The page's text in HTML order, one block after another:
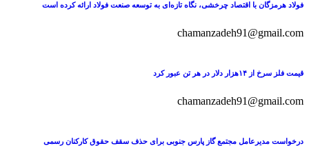
فولاد هرمزگان با اقتصاد چرخشی، نگاه تازه‌ای به توسعه صنعت فولاد ارائه کرده است
chamanzadeh91@gmail.com
قیمت فلز سرخ از ۱۴هزار دلار در هر تن عبور کرد
chamanzadeh91@gmail.com
درخواست مدیرعامل مجتمع گاز پارس جنوبی برای حذف سقف حقوق کارکنان رسمی